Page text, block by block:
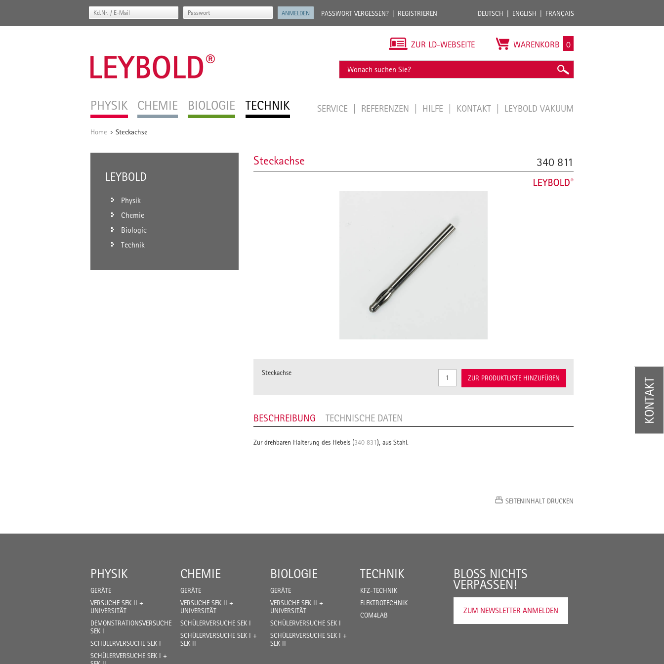
PASSWORT VERGESSEN? REGISTRIEREN DEUTSCH ENGLISH FRANÇAIS
PHYSIK CHEMIE BIOLOGIE TECHNIK
ZUR LD-WEBSEITE WARENKORB 0
SERVICE REFERENZEN HILFE KONTAKT LEYBOLD VAKUUM
Home / Steckachse
LEYBOLD
Physik
Chemie
Biologie
Technik
Steckachse 340 811
Steckachse
ZUR PRODUKTLISTE HINZUFÜGEN
BESCHREIBUNG TECHNISCHE DATEN
Zur drehbaren Halterung des Hebels (340 831), aus Stahl.
SEITENINHALT DRUCKEN
PHYSIK
GERÄTE
VERSUCHE SEK II +
UNIVERSITÄT
DEMONSTRATIONSVERSUCHE
SEK I
SCHÜLERVERSUCHE SEK I
SCHÜLERVERSUCHE SEK I +
CHEMIE
GERÄTE
VERSUCHE SEK II +
UNIVERSITÄT
SCHÜLERVERSUCHE SEK I
SCHÜLERVERSUCHE SEK I +
SEK II
BIOLOGIE
GERÄTE
VERSUCHE SEK II +
UNIVERSITÄT
SCHÜLERVERSUCHE SEK I
SCHÜLERVERSUCHE SEK I +
SEK II
TECHNIK
KFZ-TECHNIK
ELEKTROTECHNIK
COM4LAB
BLOSS NICHTS V
ERPASSEN!
ZUM NEWSLETTER ANMELDEN
KONTAKT